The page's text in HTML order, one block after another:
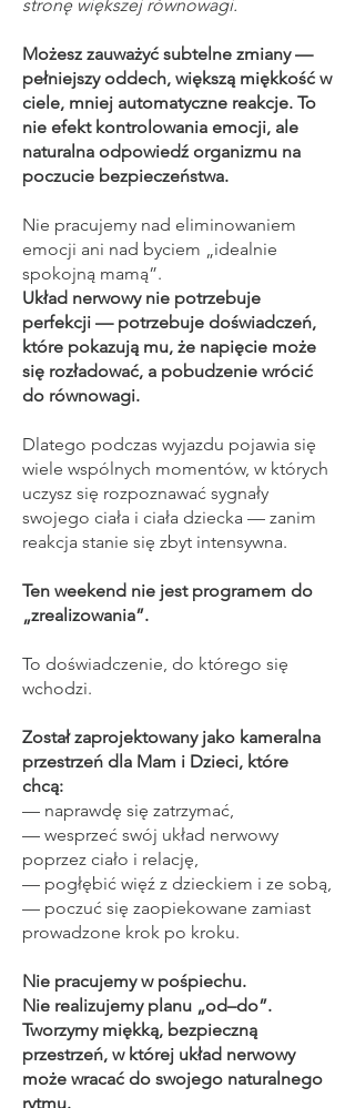
stronę większej równowagi.
Możesz zauważyć subtelne zmiany —
pełniejszy oddech, większą miękkość w
ciele, mniej automatyczne reakcje. To
nie efekt kontrolowania emocji, ale
naturalna odpowiedź organizmu na
poczucie bezpieczeństwa.
Nie pracujemy nad eliminowaniem
emocji ani nad byciem „idealnie
spokojną mamą”.
Układ nerwowy nie potrzebuje
perfekcji — potrzebuje doświadczeń,
które pokazują mu, że napięcie może
się rozładować, a pobudzenie wrócić
do równowagi.
Dlatego podczas wyjazdu pojawia się
wiele wspólnych momentów, w których
uczysz się rozpoznawać sygnały
swojego ciała i ciała dziecka — zanim
reakcja stanie się zbyt intensywna.
Ten weekend nie jest programem do
„zrealizowania”.
To doświadczenie, do którego się
wchodzi.
Został zaprojektowany jako kameralna
przestrzeń dla Mam i Dzieci, które
chcą:
— naprawdę się zatrzymać,
— wesprzeć swój układ nerwowy
poprzez ciało i relację,
— pogłębić więź z dzieckiem i ze sobą,
— poczuć się zaopiekowane zamiast
prowadzone krok po kroku.
Nie pracujemy w pośpiechu.
Nie realizujemy planu „od–do”.
Tworzymy miękką, bezpieczną
przestrzeń, w której układ nerwowy
może wracać do swojego naturalnego
rytmu.